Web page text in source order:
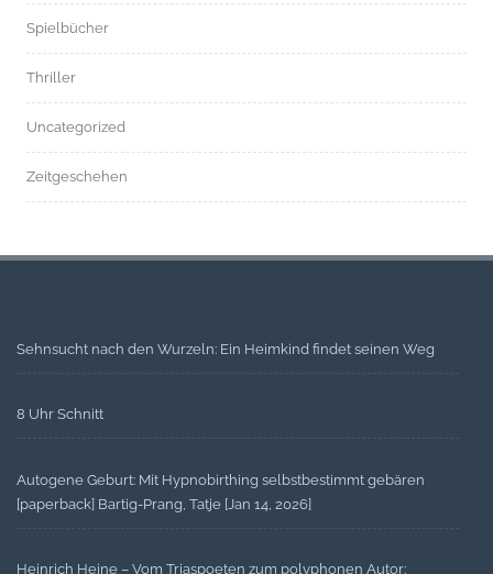
Spielbücher
Thriller
Uncategorized
Zeitgeschehen
Sehnsucht nach den Wurzeln: Ein Heimkind findet seinen Weg
8 Uhr Schnitt
Autogene Geburt: Mit Hypnobirthing selbstbestimmt gebären
[paperback] Bartig-Prang, Tatje [Jan 14, 2026]
Heinrich Heine – Vom Triaspoeten zum polyphonen Autor: